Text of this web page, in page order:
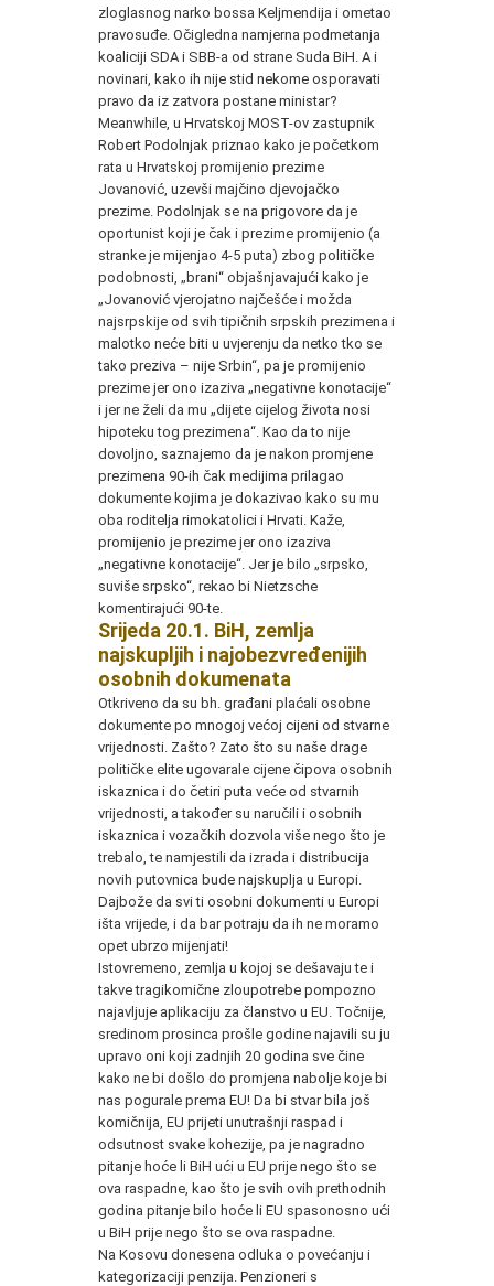
zloglasnog narko bossa Keljmendija i ometao
pravosuđe. Očigledna namjerna podmetanja
koaliciji SDA i SBB-a od strane Suda BiH. A i
novinari, kako ih nije stid nekome osporavati
pravo da iz zatvora postane ministar?
Meanwhile, u Hrvatskoj MOST-ov zastupnik
Robert Podolnjak priznao kako je početkom
rata u Hrvatskoj promijenio prezime
Jovanović, uzevši majčino djevojačko
prezime. Podolnjak se na prigovore da je
oportunist koji je čak i prezime promijenio (a
stranke je mijenjao 4-5 puta) zbog političke
podobnosti, „brani“ objašnjavajući kako je
„Jovanović vjerojatno najčešće i možda
najsrpskije od svih tipičnih srpskih prezimena i
malotko neće biti u uvjerenju da netko tko se
tako preziva – nije Srbin“, pa je promijenio
prezime jer ono izaziva „negativne konotacije“
i jer ne želi da mu „dijete cijelog života nosi
hipoteku tog prezimena“. Kao da to nije
dovoljno, saznajemo da je nakon promjene
prezimena 90-ih čak medijima prilagao
dokumente kojima je dokazivao kako su mu
oba roditelja rimokatolici i Hrvati. Kaže,
promijenio je prezime jer ono izaziva
„negativne konotacije“. Jer je bilo „srpsko,
suviše srpsko“, rekao bi Nietzsche
komentirajući 90-te.
Srijeda 20.1. BiH, zemlja
najskupljih i najobezvređenijih
osobnih dokumenata
Otkriveno da su bh. građani plaćali osobne
dokumente po mnogoj većoj cijeni od stvarne
vrijednosti. Zašto? Zato što su naše drage
političke elite ugovarale cijene čipova osobnih
iskaznica i do četiri puta veće od stvarnih
vrijednosti, a također su naručili i osobnih
iskaznica i vozačkih dozvola više nego što je
trebalo, te namjestili da izrada i distribucija
novih putovnica bude najskuplja u Europi.
Dajbože da svi ti osobni dokumenti u Europi
išta vrijede, i da bar potraju da ih ne moramo
opet ubrzo mijenjati!
Istovremeno, zemlja u kojoj se dešavaju te i
takve tragikomične zloupotrebe pompozno
najavljuje aplikaciju za članstvo u EU. Točnije,
sredinom prosinca prošle godine najavili su ju
upravo oni koji zadnjih 20 godina sve čine
kako ne bi došlo do promjena nabolje koje bi
nas pogurale prema EU! Da bi stvar bila još
komičnija, EU prijeti unutrašnji raspad i
odsutnost svake kohezije, pa je nagradno
pitanje hoće li BiH ući u EU prije nego što se
ova raspadne, kao što je svih ovih prethodnih
godina pitanje bilo hoće li EU spasonosno ući
u BiH prije nego što se ova raspadne.
Na Kosovu donesena odluka o povećanju i
kategorizaciji penzija. Penzioneri s